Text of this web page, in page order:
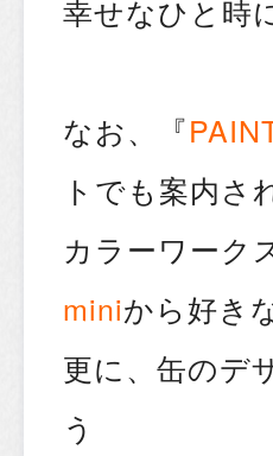
幸せなひと時
なお、『
トでも案内さ
カラーワーク
miniから好き
更に、缶のデ
う